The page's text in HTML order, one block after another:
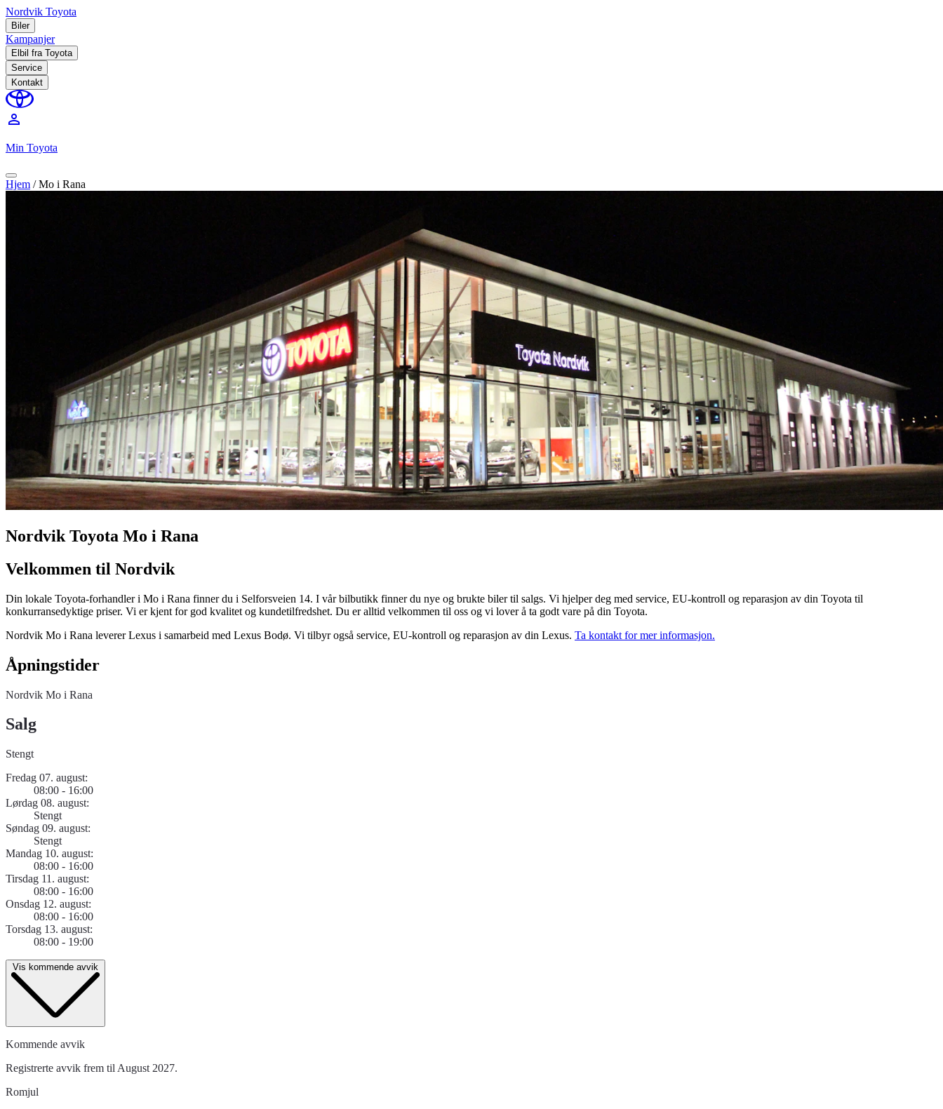
Nordvik Toyota
Biler
Kampanjer
Elbil fra Toyota
Service
Kontakt
perm_identity
Min Toyota
Hjem /Mo i Rana
Nordvik Toyota Mo i Rana
Velkommen til Nordvik
Din lokale Toyota-forhandler i Mo i Rana finner du i Selforsveien 14. I vår bilbutikk finner du nye og brukte biler til salgs. Vi hjelper deg med service, EU-kontroll og reparasjon av din Toyota til
konkurransedyktige priser. Vi er kjent for god kvalitet og kundetilfredshet. Du er alltid velkommen til oss og vi lover å ta godt vare på din Toyota.
Nordvik Mo i Rana leverer Lexus i samarbeid med Lexus Bodø. Vi tilbyr også service, EU-kontroll og reparasjon av din Lexus. Ta kontakt for mer informasjon.
Åpningstider
Nordvik Mo i Rana
Salg
Stengt
Fredag 07. august:
08:00 - 16:00
Lørdag 08. august:
Stengt
Søndag 09. august:
Stengt
Mandag 10. august:
08:00 - 16:00
Tirsdag 11. august:
08:00 - 16:00
Onsdag 12. august:
08:00 - 16:00
Torsdag 13. august:
08:00 - 19:00
Vis kommende avvik
Kommende avvik
Registrerte avvik frem til August 2027.
Romjul